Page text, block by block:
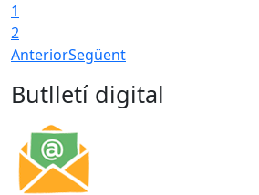
1
2
AnteriorSegüent
Butlletí digital